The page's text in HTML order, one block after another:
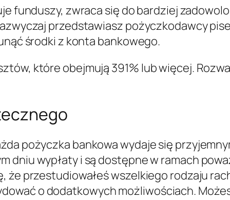
funduszy, zwraca się do bardziej
przedstawiasz pożyczkodawcy
środki z konta bankowego.
które obejmują 391% lub więcej.
pożyczka bankowa wydaje się
dniu wypłaty i są dostępne w ramach
że przestudiowałeś wszelkiego rodzaju
o dodatkowych możliwościach.